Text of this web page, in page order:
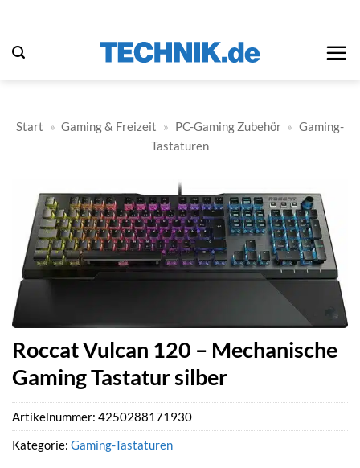
springen
Start » Gaming & Freizeit » PC-Gaming Zubehör » Gaming-
Tastaturen
Roccat Vulcan 120 – Mechanische
Gaming Tastatur silber
Artikelnummer: 4250288171930
Kategorie: Gaming-Tastaturen